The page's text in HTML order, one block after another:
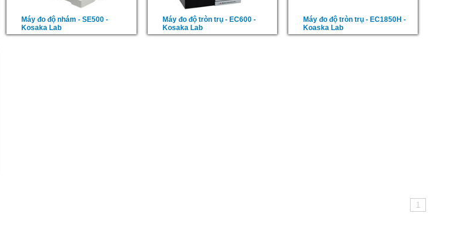
Máy đo độ nhám - SE500 -
Kosaka Lab
Máy đo độ tròn trụ - EC600 -
Kosaka Lab
Máy đo độ tròn trụ - EC1850H -
Koaska Lab
1